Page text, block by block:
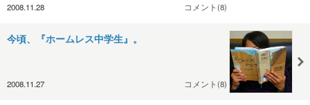
2008.11.28 コメント(8)
今頃、『ホームレス中学生』。
2008.11.27 コメント(8)